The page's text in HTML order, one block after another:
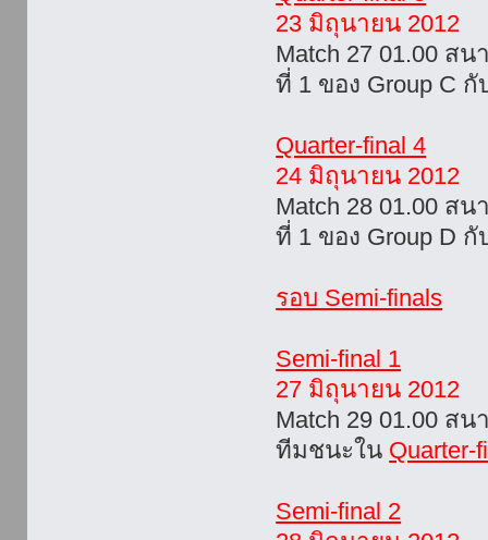
23 มิถุนายน 2012
Match 27 01.00 ส
ที่ 1 ของ Group C กั
Quarter-final 4
24 มิถุนายน 2012
Match 28 01.00 ส
ที่ 1 ของ Group D กั
รอบ Semi-finals
Semi-final 1
27 มิถุนายน 2012
Match 29 01.00 ส
ทีมชนะใน Quarter-
Semi-final 2